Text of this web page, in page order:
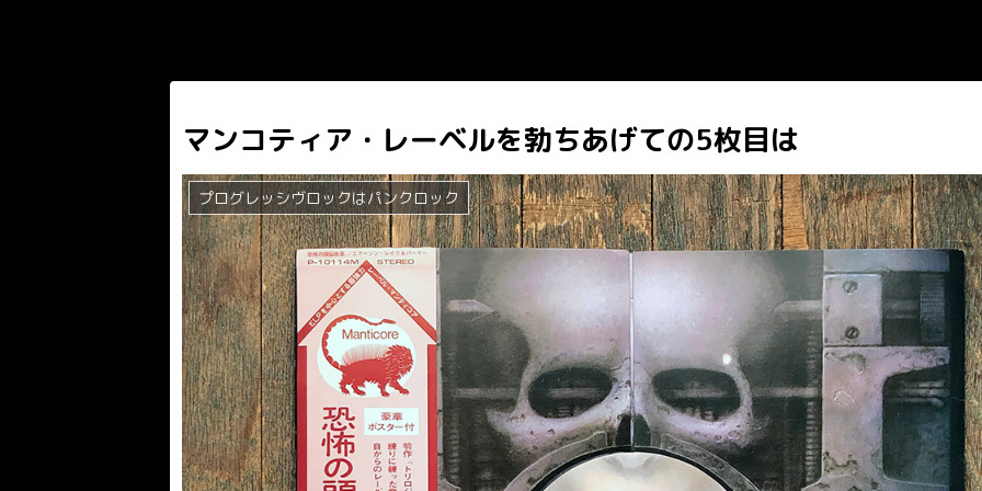
マンコティア・レーベルを勃ちあげての5枚目は
プログレッシヴロックはパンクロック